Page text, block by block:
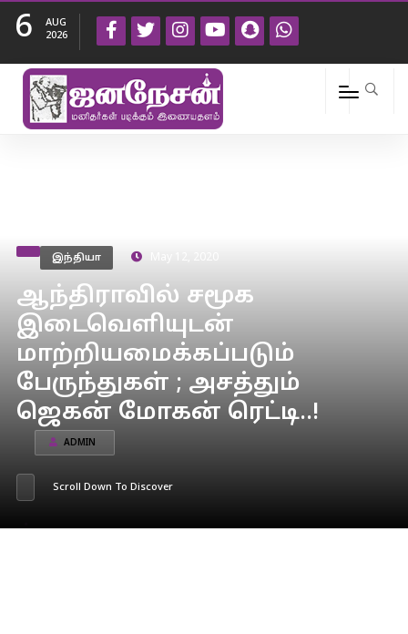
6
AUG
2026
இந்தியா
ஆந்திராவில் சமூக
இடைவெளியுடன்
மாற்றியமைக்கப்படும்
பேருந்துகள் ; அசத்தும்
ஜெகன் மோகன் ரெட்டி..!
ADMIN
Scroll Down To Discover